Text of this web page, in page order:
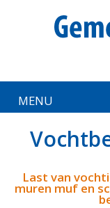
MENU
Last van
muren muf en